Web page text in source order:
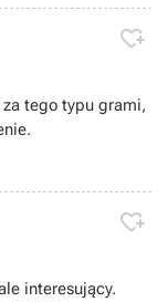

tego typu grami,

interesujący.